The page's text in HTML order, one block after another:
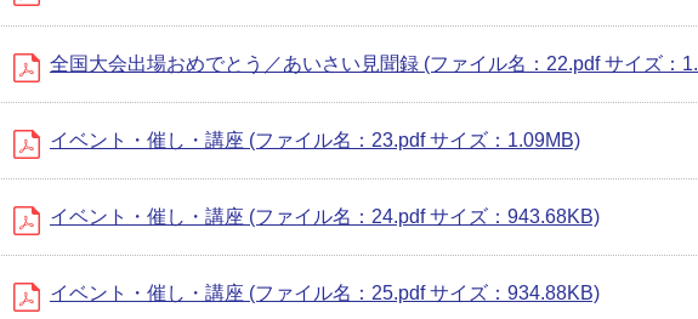
全国大会出場おめでとう／あいさい見聞録 (ファイル名：22.pdf サイズ：
イベント・催し・講座 (ファイル名：23.pdf サイズ：1.09MB)
イベント・催し・講座 (ファイル名：24.pdf サイズ：943.68KB)
イベント・催し・講座 (ファイル名：25.pdf サイズ：934.88KB)